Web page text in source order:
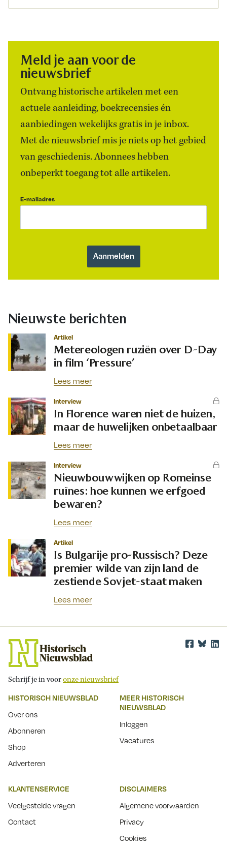
Meld je aan voor de
nieuwsbrief
Ontvang historische artikelen met een
actuele aanleiding, boekrecensies én
aanbiedingen wekelijks gratis in je inbox.
Met de nieuwsbrief mis je niets op het gebied
van geschiedenis. Abonnees hebben
onbeperkt toegang tot alle artikelen.
E-mailadres
Nieuwste berichten
Artikel
Metereologen ruziën over D-Day
in film ‘Pressure’
Lees meer
Interview
In Florence waren niet de huizen,
maar de huwelijken onbetaalbaar
Lees meer
Interview
Nieuwbouwwijken op Romeinse
ruïnes: hoe kunnen we erfgoed
bewaren?
Lees meer
Artikel
Is Bulgarije pro-Russisch? Deze
premier wilde van zijn land de
zestiende Sovjet-staat maken
Lees meer
Schrijf je in vooronze nieuwsbrief
HISTORISCH NIEUWSBLAD
Over ons
Abonneren
Shop
Adverteren
MEER HISTORISCH
NIEUWSBLAD
Inloggen
Vacatures
KLANTENSERVICE
Veelgestelde vragen
Contact
DISCLAIMERS
Algemene voorwaarden
Privacy
Cookies